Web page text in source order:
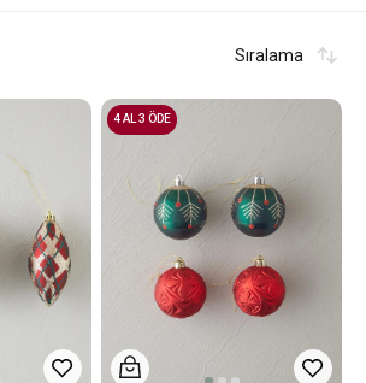
Sıralama
4 AL 3 ÖDE